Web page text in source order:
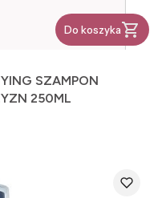
Do koszyka
SZAMPON
250ML